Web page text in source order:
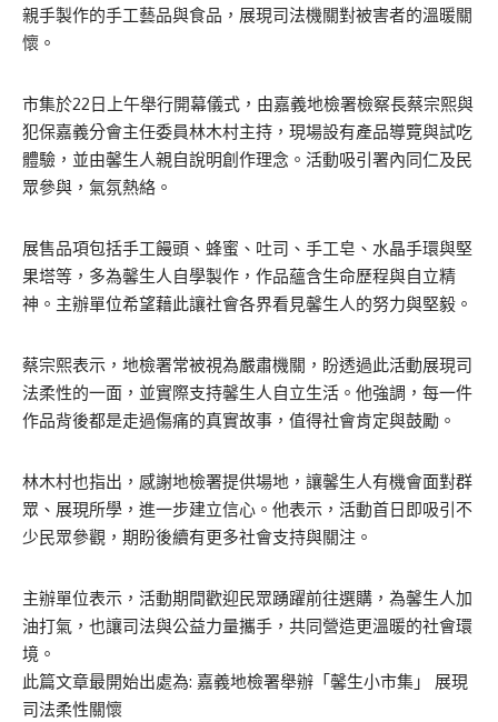
親手製作的手工藝品與食品，展現司法機關對被害者的溫暖關
懷。
市集於22日上午舉行開幕儀式，由嘉義地檢署檢察長蔡宗熙與
犯保嘉義分會主任委員林木村主持，現場設有產品導覽與試吃
體驗，並由馨生人親自說明創作理念。活動吸引署內同仁及民
眾參與，氣氛熱絡。
展售品項包括手工饅頭、蜂蜜、吐司、手工皂、水晶手環與堅
果塔等，多為馨生人自學製作，作品蘊含生命歷程與自立精
神。主辦單位希望藉此讓社會各界看見馨生人的努力與堅毅。
蔡宗熙表示，地檢署常被視為嚴肅機關，盼透過此活動展現司
法柔性的一面，並實際支持馨生人自立生活。他強調，每一件
作品背後都是走過傷痛的真實故事，值得社會肯定與鼓勵。
林木村也指出，感謝地檢署提供場地，讓馨生人有機會面對群
眾、展現所學，進一步建立信心。他表示，活動首日即吸引不
少民眾參觀，期盼後續有更多社會支持與關注。
主辦單位表示，活動期間歡迎民眾踴躍前往選購，為馨生人加
油打氣，也讓司法與公益力量攜手，共同營造更溫暖的社會環
境。
此篇文章最開始出處為: 嘉義地檢署舉辦「馨生小市集」 展現
司法柔性關懷